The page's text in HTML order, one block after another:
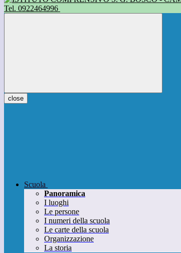
Tel. 0922464996
close
Scuola
Panoramica
I luoghi
Le persone
I numeri della scuola
Le carte della scuola
Organizzazione
La storia